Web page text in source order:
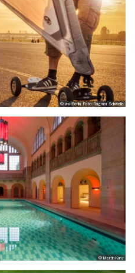
Berlin
© visitBerlin, Foto: Dagmar Schwelle
© Martin Kunz